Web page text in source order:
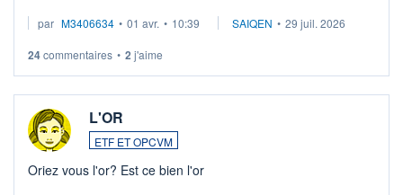
par M3406634 • 01 avr. • 10:39 SAIQEN • 29 juil. 2026
24commentaires • 2 j'aime
L'OR
ETF ET OPCVM
Oriez vous l'or? Est ce bien l'or